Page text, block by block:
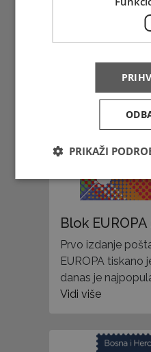
Prvo izdanje
EUROPA tiskano
Vidi više
Blok EUROPA
Prvo izdanje
EUROPA tiskano
danas je
Vidi više
PRIKAŽI